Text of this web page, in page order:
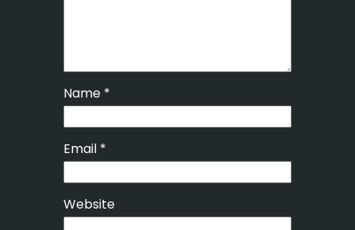
Name *
Email *
Website